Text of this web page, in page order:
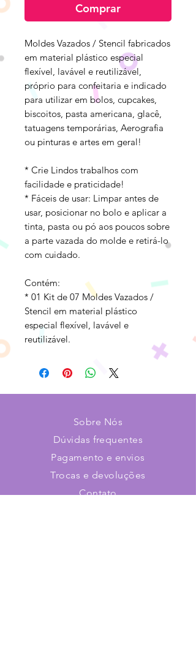
Comprar
Moldes Vazados / Stencil fabricados
em material plástico especial
flexível, lavável e reutilizável,
próprio para confeitaria e indicado
para utilizar em bolos, cupcakes,
biscoitos, pasta americana, glacê,
tatuagens temporárias, Aerografia
ou pinturas e artes em geral!
* Crie Lindos trabalhos com
facilidade e praticidade!
* Fáceis de usar: Limpar antes de
usar, posicionar no bolo e aplicar a
tinta, pasta ou pó aos poucos sobre
a parte vazada do molde e retirá-lo
com cuidado.
Contém:
* 01 Kit de 07 Moldes Vazados /
Stencil em material plástico
especial flexível, lavável e
reutilizável.
Sobre Nós
Dúvidas frequentes
Pagamento e envios
Trocas e devoluções
Contato